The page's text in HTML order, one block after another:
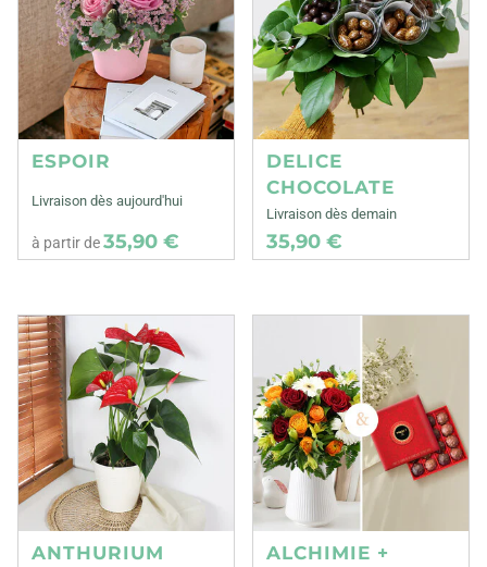
ESPOIR
Livraison dès aujourd'hui
à partir de35,90 €
DELICE
CHOCOLATE
Livraison dès demain
35,90 €
ANTHURIUM
ALCHIMIE +